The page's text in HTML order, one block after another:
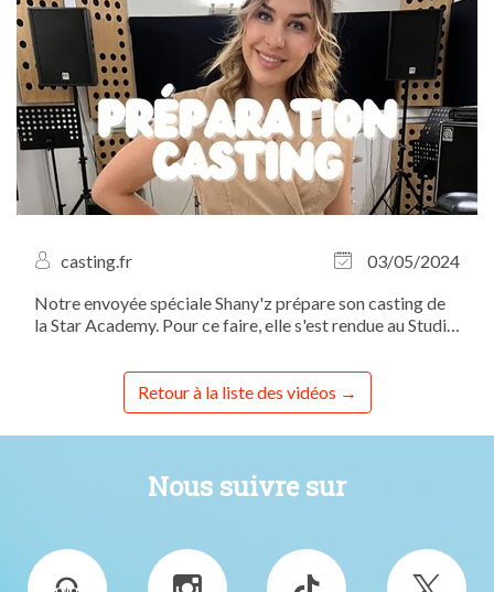
casting.fr
03/05/2024
Notre envoyée spéciale Shany'z prépare son casting de
la Star Academy. Pour ce faire, elle s'est rendue au Studio
Floriane Colson.
Retour à la liste des vidéos
Nous suivre sur